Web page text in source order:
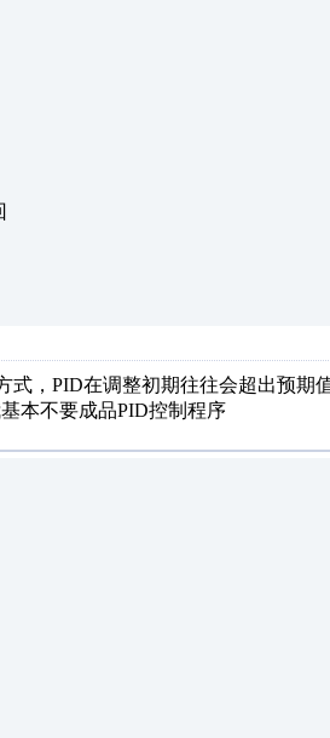
式，PID在调整初期往往会超出预
本不要成品PID控制程序